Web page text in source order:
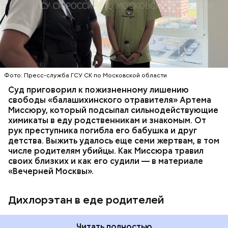
Фото: Пресс-служба ГСУ СК по Московской области
Суд приговорил к пожизненному лишению
свободы «балашихинского отравителя» Артема
Миссюру, который подсыпал сильнодействующие
химикаты в еду родственникам и знакомым. От
рук преступника погибла его бабушка и друг
детства. Выжить удалось еще семи жертвам, в том
числе родителям убийцы. Как Миссюра травил
своих близких и как его судили — в материале
«Вечерней Москвы».
Дихлорэтан в еде родителей
плохое самочувствие. Врачи не смогли поставить
им точный диагноз, после чего анализы
потерпевших направили на экспертизу. В них
специалисты обнаружили сильнодействующий
химикат дихлорэтан, который не мог попасть в
организм супругов случайно. То же самое вещество
нашли в еде, изъятой из квартиры пострадавших.
ОТРАВЛЕНИЯ БАЛАШИХА
РОДИТЕЛИ
СЛЕДСТВЕННЫЙ КОМИТЕТ
ЭКСПЕРТИЗЫ
— Личность подозреваемого установлена,
полицией принимаются меры к задержанию, —
Республике Дагестан.
Параллельно с этим в Махачкале объявлен план
«Перехват». Въезд и выезд в город перекрыты.
Помимо этого, полицейские патрулируют улицы,
железнодорожный вокзал и аэропорт.